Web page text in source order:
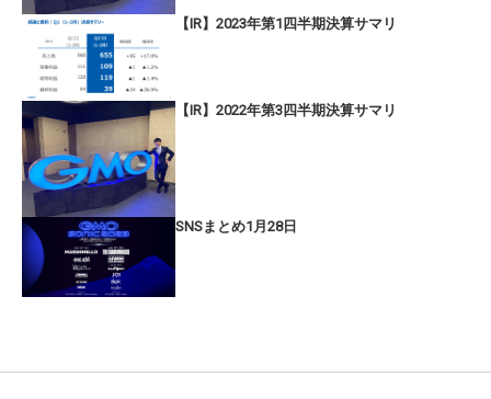
【IR】2023年第1四半期決算サマリ
【IR】2022年第3四半期決算サマリ
SNSまとめ1月28日